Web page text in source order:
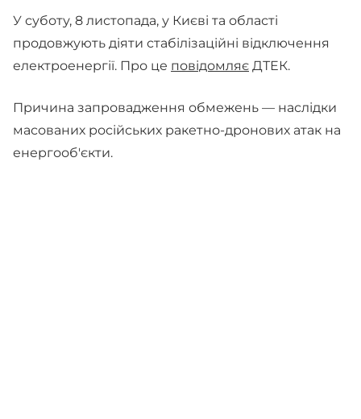
У суботу, 8 листопада, у Києві та області
продовжують діяти стабілізаційні відключення
електроенергії. Про це повідомляє ДТЕК.
Причина запровадження обмежень — наслідки
масованих російських ракетно-дронових атак на
енергооб'єкти.